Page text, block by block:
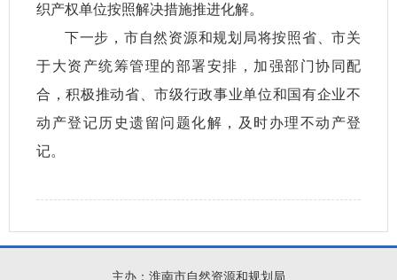
织产权单位按照解决措施推进化解。
下一步，市自然资源和规划局将按照省、市关
于大资产统筹管理的部署安排，加强部门协同配
合，积极推动省、市级行政事业单位和国有企业不
动产登记历史遗留问题化解，及时办理不动产登
记。
主办：淮南市自然资源和规划局